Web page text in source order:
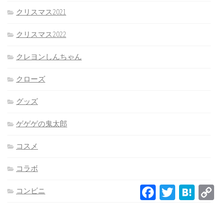
クリスマス2021
クリスマス2022
クレヨンしんちゃん
クローズ
グッズ
ゲゲゲの鬼太郎
コスメ
コラボ
コンビニ FacebookTwitter Hatena